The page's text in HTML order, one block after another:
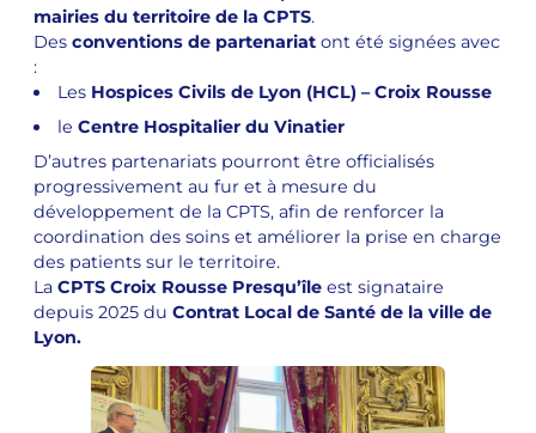
mairies du territoire de la CPTS.
Desconventions de partenariat ont été signées avec
:
Les Hospices Civils de Lyon (HCL) – Croix Rousse
leCentre Hospitalier du Vinatier
D’autres partenariats pourront être officialisés
progressivement au fur et à mesure du
développement de la CPTS, afin de renforcer la
coordination des soins et améliorer la prise en charge
des patients sur le territoire.
LaCPTS Croix Rousse Presqu’îleest signataire
depuis 2025 duContrat Local de Santé de la ville de
Lyon.